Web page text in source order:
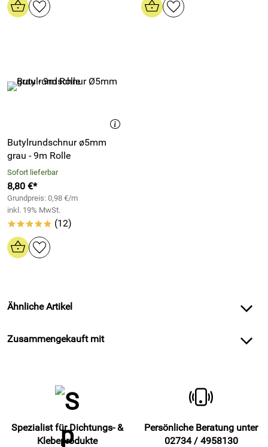
Butylrundschnur ø5mm
grau - 9m Rolle
Sofort lieferbar
8,80 €*
Grundpreis: 0,98 €/m
inkl. 19% MwSt.
***** (12)
Ähnliche Artikel
Zusammengekauft mit
Spezialist für Dichtungs- &
Klebeprodukte
Persönliche Beratung unter
02734 / 4958130